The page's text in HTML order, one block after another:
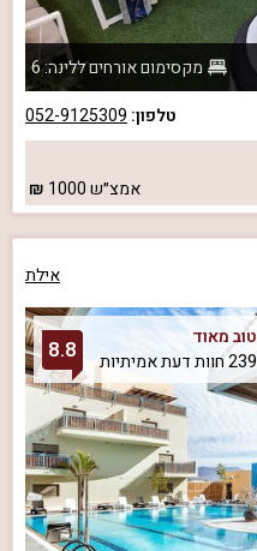
מקסימום אורחים ללינה: 6
טלפון: 052-9125309
אמצ״ש1000
אילת
טוב מאוד
239 חוות דעת אמיתיות
8.8